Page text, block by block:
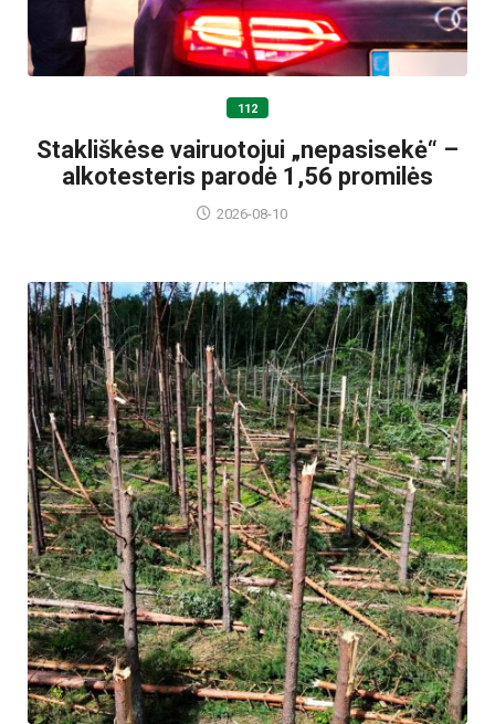
112
Stakliškėse vairuotojui „nepasisekė“ –
alkotesteris parodė 1,56 promilės
2026-08-10